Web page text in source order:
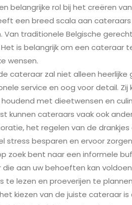
belangrijke rol bij het creëren
een breed scala aan
Van traditionele Belgische
is belangrijk om een cateraar
wensen.
cateraar zal niet alleen
service en oog voor detail.
houdend met dieetwensen en
kunnen cateraars vaak ook
het regelen van de
stress besparen en ervoor
zoek bent naar een informele
aan uw behoeften kan
te lezen en proeverijen te
kiezen van de juiste cateraar